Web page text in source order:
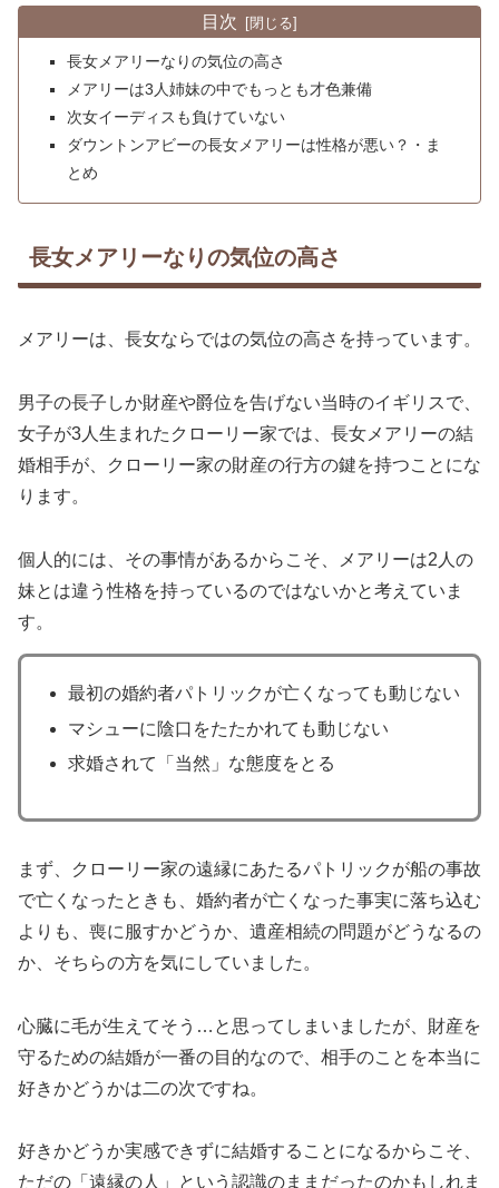
目次
長女メアリーなりの気位の高さ
メアリーは3人姉妹の中でもっとも才色兼備
次女イーディスも負けていない
ダウントンアビーの長女メアリーは性格が悪い？・ま
とめ
長女メアリーなりの気位の高さ
メアリーは、長女ならではの気位の高さを持っています。
男子の長子しか財産や爵位を告げない当時のイギリスで、
女子が3人生まれたクローリー家では、長女メアリーの結
婚相手が、クローリー家の財産の行方の鍵を持つことにな
ります。
個人的には、その事情があるからこそ、メアリーは2人の
妹とは違う性格を持っているのではないかと考えていま
す。
最初の婚約者パトリックが亡くなっても動じない
マシューに陰口をたたかれても動じない
求婚されて「当然」な態度をとる
まず、クローリー家の遠縁にあたるパトリックが船の事故
で亡くなったときも、婚約者が亡くなった事実に落ち込む
よりも、喪に服すかどうか、遺産相続の問題がどうなるの
か、そちらの方を気にしていました。
心臓に毛が生えてそう…と思ってしまいましたが、財産を
守るための結婚が一番の目的なので、相手のことを本当に
好きかどうかは二の次ですね。
好きかどうか実感できずに結婚することになるからこそ、
ただの「遠縁の人」という認識のままだったのかもしれま